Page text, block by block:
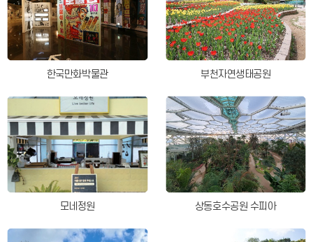
한국만화박물관 부천자연생태공원
모네정원 상동호수공원 수피아